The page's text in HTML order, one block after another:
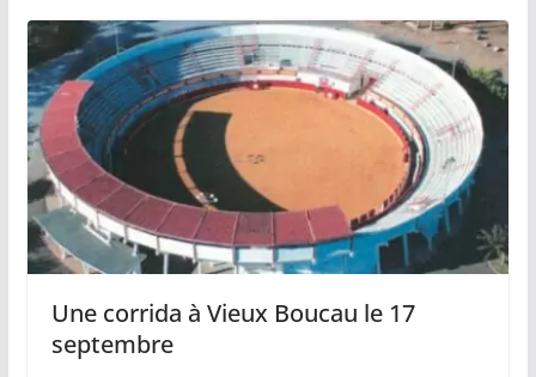
Une corrida à Vieux Boucau le 17
septembre